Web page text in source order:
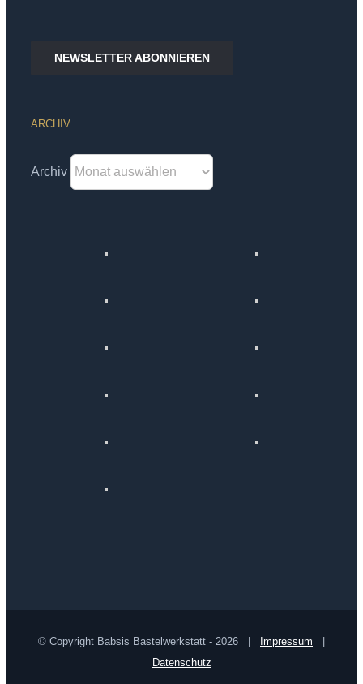
NEWSLETTER ABONNIEREN
ARCHIV
Archiv
© Copyright Babsis Bastelwerkstatt - 2026 | Impressum
Datenschutz